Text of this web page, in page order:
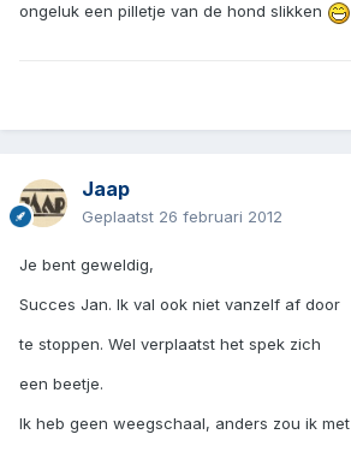
ongeluk een pilletje van de hond slikken
Jaap
Geplaatst 26 februari 2012
Je bent geweldig,
Succes Jan. Ik val ook niet vanzelf af door
te stoppen. Wel verplaatst het spek zich
een beetje.
Ik heb geen weegschaal, anders zou ik met